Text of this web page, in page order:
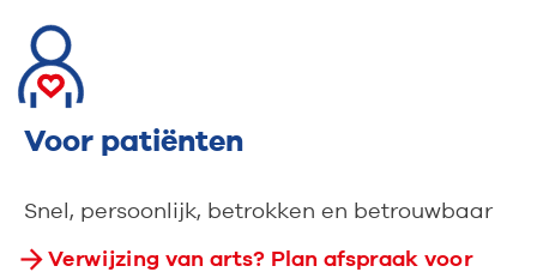
Voor patiënten
Snel, persoonlijk, betrokken en betrouwbaar
Verwijzing van arts? Plan afspraak voor